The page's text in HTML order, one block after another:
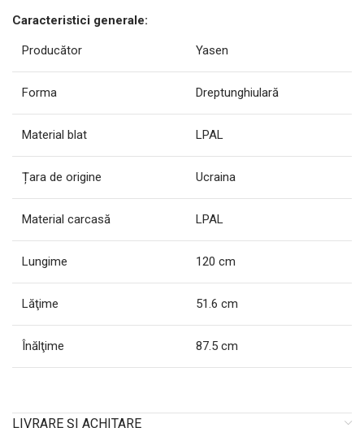
Caracteristici generale:
Producător Yasen
Forma Dreptunghiulară
Material blat LPAL
Țara de origine Ucraina
Material carcasă LPAL
Lungime 120 cm
Lăţime 51.6 cm
Înălţime 87.5 cm
LIVRARE ȘI ACHITARE